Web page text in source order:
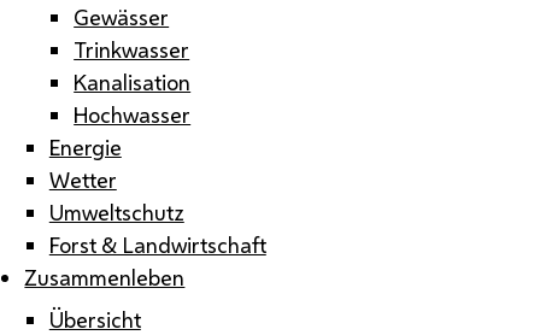
Gewässer
Trinkwasser
Kanalisation
Hochwasser
Energie
Wetter
Umweltschutz
Forst & Landwirtschaft
Zusammenleben
Übersicht